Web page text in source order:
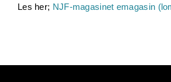
Les her; NJF-magasinet emagasin